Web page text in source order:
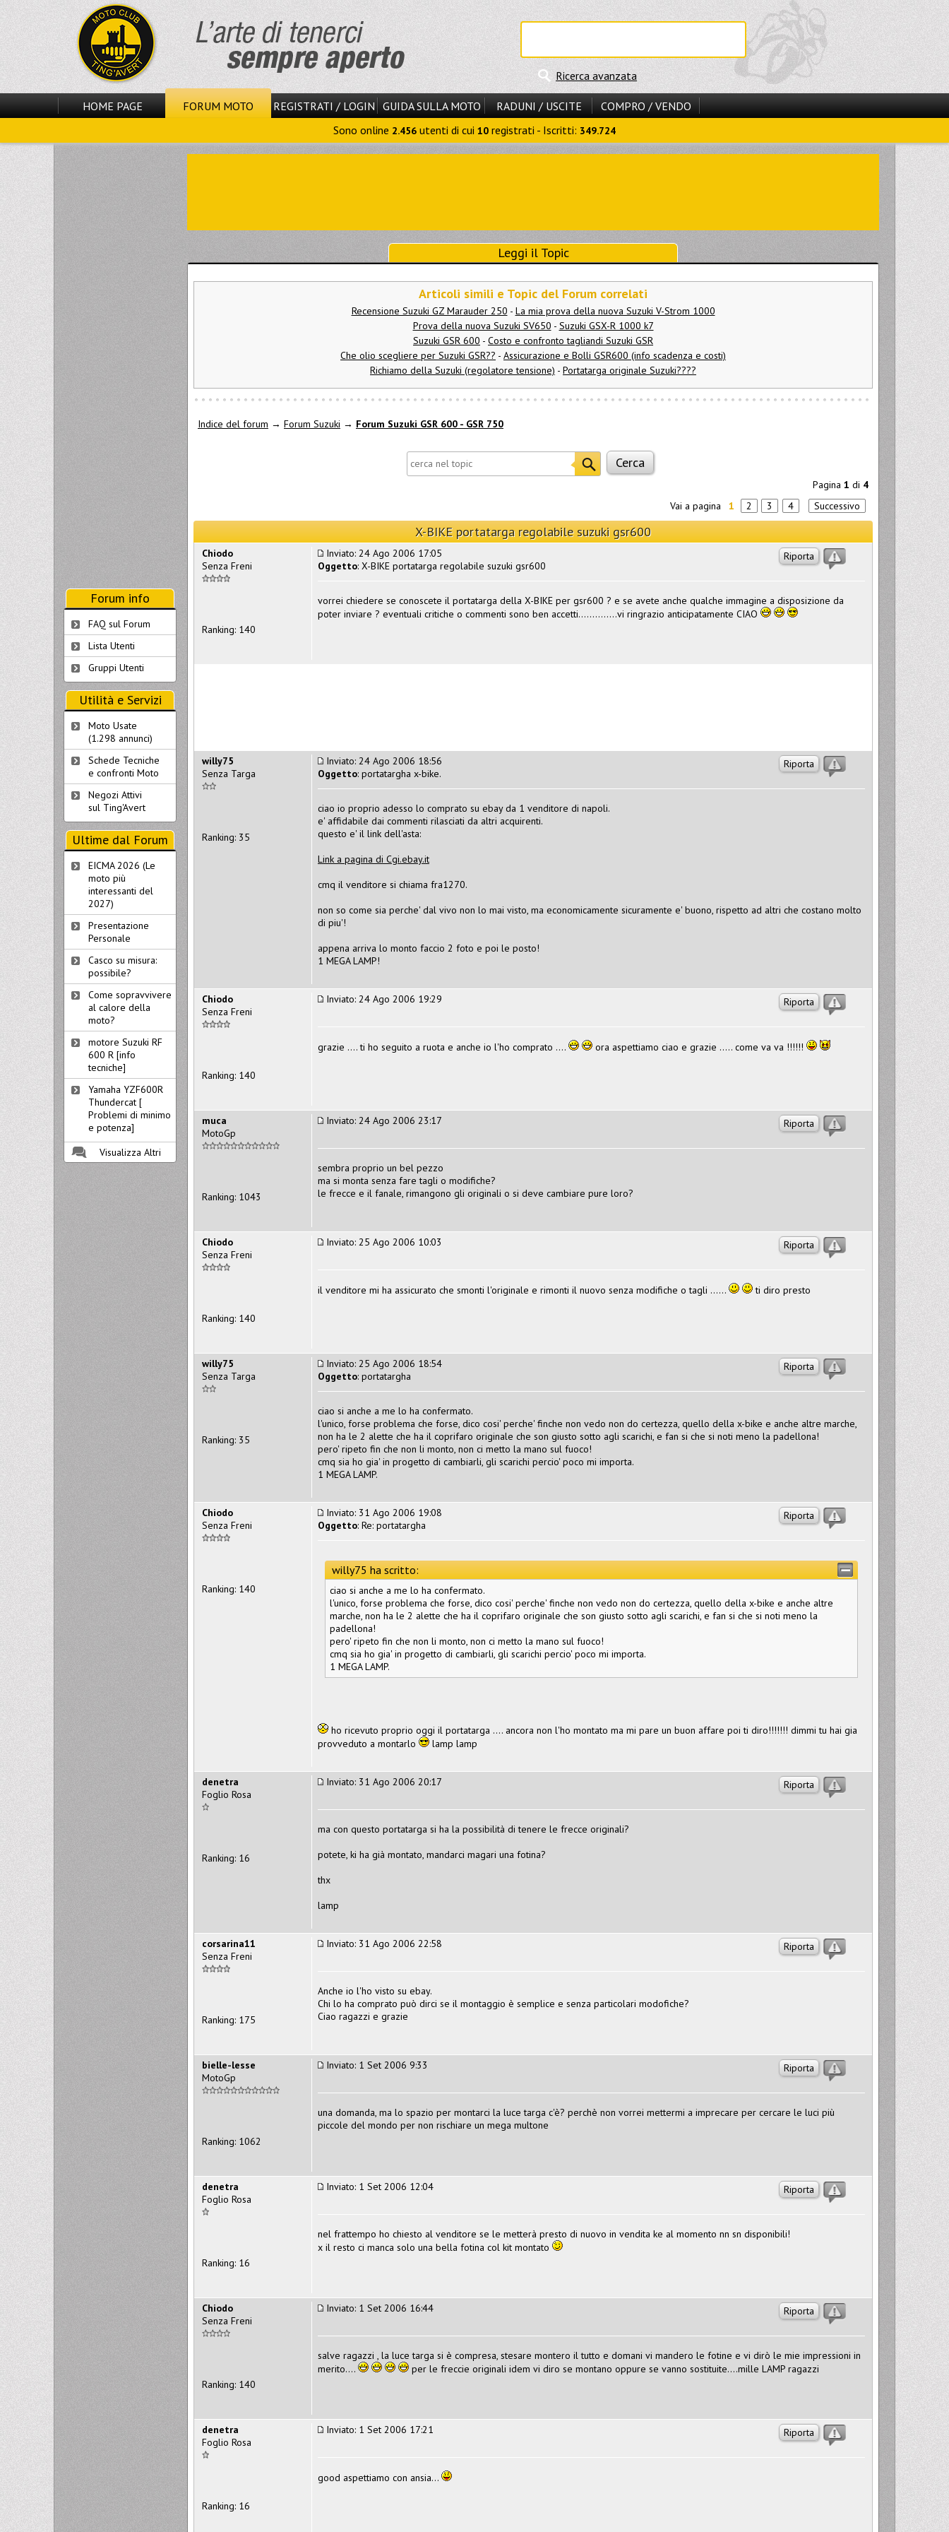
Ricerca avanzata
HOME PAGE FORUM MOTO REGISTRATI / LOGIN GUIDA SULLA MOTO RADUNI / USCITE
COMPRO / VENDO
Sono online 2.456 utenti di cui 10 registrati - Iscritti: 349.724
Leggi il Topic
Articoli simili e Topic del Forum correlati
Recensione Suzuki GZ Marauder 250 - La mia prova della nuova Suzuki V-Strom 1000
Prova della nuova Suzuki SV650 - Suzuki GSX-R 1000 k7
Suzuki GSR 600 - Costo e confronto tagliandi Suzuki GSR
Che olio scegliere per Suzuki GSR?? - Assicurazione e Bolli GSR600 (info scadenza e costi)
Richiamo della Suzuki (regolatore tensione) - Portatarga originale Suzuki????
Indice del forum → Forum Suzuki → Forum Suzuki GSR 600 - GSR 750
Pagina 1 di 4
Vai a pagina
1 2 3 4 Successivo
X-BIKE portatarga regolabile suzuki gsr600
Riporta
Inviato: 24 Ago 2006 17:05
Oggetto: X-BIKE portatarga regolabile suzuki gsr600
vorrei chiedere se conoscete il portatarga della X-BIKE per gsr600 ? e se avete anche qualche immagine a disposizione da
poter inviare ? eventuali critiche o commenti sono ben accetti..............vi ringrazio anticipatamente CIAO
Chiodo
Senza Freni
Ranking: 140
Riporta
Inviato: 24 Ago 2006 18:56
Oggetto: portatargha x-bike.
ciao io proprio adesso lo comprato su ebay da 1 venditore di napoli.
e' affidabile dai commenti rilasciati da altri acquirenti.
questo e' il link dell'asta:
Link a pagina di Cgi.ebay.it
cmq il venditore si chiama fra1270.
non so come sia perche' dal vivo non lo mai visto, ma economicamente sicuramente e' buono, rispetto ad altri che costano molto
di piu'!
appena arriva lo monto faccio 2 foto e poi le posto!
1 MEGA LAMP!
willy75
Senza Targa
Ranking: 35
Riporta
Inviato: 24 Ago 2006 19:29
grazie .... ti ho seguito a ruota e anche io l'ho comprato .... ora aspettiamo ciao e grazie ..... come va va !!!!!!
Chiodo
Senza Freni
Ranking: 140
Riporta
Inviato: 24 Ago 2006 23:17
sembra proprio un bel pezzo
ma si monta senza fare tagli o modifiche?
le frecce e il fanale, rimangono gli originali o si deve cambiare pure loro?
muca
MotoGp
Ranking: 1043
Riporta
Inviato: 25 Ago 2006 10:03
il venditore mi ha assicurato che smonti l'originale e rimonti il nuovo senza modifiche o tagli ...... ti diro presto
Chiodo
Senza Freni
Ranking: 140
Riporta
Inviato: 25 Ago 2006 18:54
Oggetto: portatargha
ciao si anche a me lo ha confermato.
l'unico, forse problema che forse, dico cosi' perche' finche non vedo non do certezza, quello della x-bike e anche altre marche,
non ha le 2 alette che ha il coprifaro originale che son giusto sotto agli scarichi, e fan si che si noti meno la padellona!
pero' ripeto fin che non li monto, non ci metto la mano sul fuoco!
cmq sia ho gia' in progetto di cambiarli, gli scarichi percio' poco mi importa.
1 MEGA LAMP.
willy75
Senza Targa
Ranking: 35
Riporta
Inviato: 31 Ago 2006 19:08
Oggetto: Re: portatargha
willy75 ha scritto:
ciao si anche a me lo ha confermato.
l'unico, forse problema che forse, dico cosi' perche' finche non vedo non do certezza, quello della x-bike e anche altre
marche, non ha le 2 alette che ha il coprifaro originale che son giusto sotto agli scarichi, e fan si che si noti meno la
padellona!
pero' ripeto fin che non li monto, non ci metto la mano sul fuoco!
cmq sia ho gia' in progetto di cambiarli, gli scarichi percio' poco mi importa.
1 MEGA LAMP.
ho ricevuto proprio oggi il portatarga .... ancora non l'ho montato ma mi pare un buon affare poi ti diro!!!!!!! dimmi tu hai gia
provveduto a montarlo
lamp lamp
Chiodo
Senza Freni
Ranking: 140
Riporta
Inviato: 31 Ago 2006 20:17
ma con questo portatarga si ha la possibilità di tenere le frecce originali?
potete, ki ha già montato, mandarci magari una fotina?
thx
lamp
denetra
Foglio Rosa
Ranking: 16
Riporta
Inviato: 31 Ago 2006 22:58
Anche io l'ho visto su ebay.
Chi lo ha comprato può dirci se il montaggio è semplice e senza particolari modofiche?
Ciao ragazzi e grazie
corsarina11
Senza Freni
Ranking: 175
Riporta
Inviato: 1 Set 2006 9:33
una domanda, ma lo spazio per montarci la luce targa c'è? perchè non vorrei mettermi a imprecare per cercare le luci più
piccole del mondo per non rischiare un mega multone
bielle-lesse
MotoGp
Ranking: 1062
Riporta
Inviato: 1 Set 2006 12:04
nel frattempo ho chiesto al venditore se le metterà presto di nuovo in vendita ke al momento nn sn disponibili!
x il resto ci manca solo una bella fotina col kit montato
denetra
Foglio Rosa
Ranking: 16
Riporta
Inviato: 1 Set 2006 16:44
salve ragazzi , la luce targa si è compresa, stesare montero il tutto e domani vi mandero le fotine e vi dirò le mie impressioni in
merito....
per le freccie originali idem vi diro se montano oppure se vanno sostituite....mille LAMP ragazzi
Chiodo
Senza Freni
Ranking: 140
Riporta
Inviato: 1 Set 2006 17:21
good aspettiamo con ansia...
denetra
Foglio Rosa
Ranking: 16
Forum info
FAQ sul Forum
Lista Utenti
Gruppi Utenti
Utilità e Servizi
Moto Usate
(1.298 annunci)
Schede Tecniche
e confronti Moto
Negozi Attivi
sul Ting'Avert
Ultime dal Forum
EICMA 2026 (Le
moto più
interessanti del
2027)
Presentazione
Personale
Casco su misura:
possibile?
Come sopravvivere
al calore della
moto?
motore Suzuki RF
600 R [info
tecniche]
Yamaha YZF600R
Thundercat [
Problemi di minimo
e potenza]
Visualizza Altri